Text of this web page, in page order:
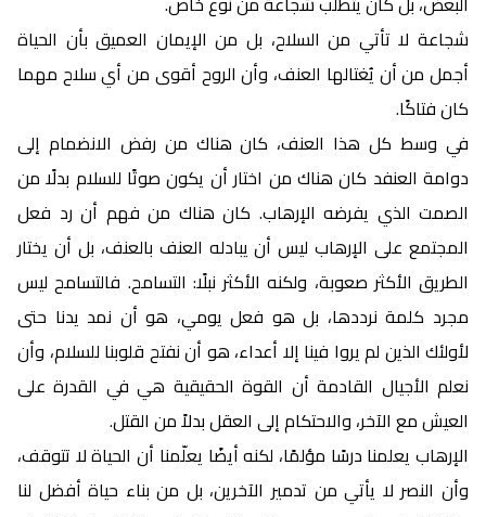
شجاعة لا تأتي من السلاح، بل من الإيمان العميق بأن الحياة
أجمل من أن يُغتالها العنف، وأن الروح أقوى من أي سلاح مهما
كان فتاكًا.
في وسط كل هذا العنف، كان هناك من رفض الانضمام إلى
دوامة العنفد كان هناك من اختار أن يكون صوتًا للسلام بدلًا من
الصمت الذي يفرضه الإرهاب. كان هناك من فهم أن رد فعل
المجتمع على الإرهاب ليس أن يبادله العنف بالعنف، بل أن يختار
الطريق الأكثر صعوبة، ولكنه الأكثر نبلًا: التسامح. فالتسامح ليس
مجرد كلمة نرددها، بل هو فعل يومي، هو أن نمد يدنا حتى
لأولئك الذين لم يروا فينا إلا أعداء، هو أن نفتح قلوبنا للسلام، وأن
نعلم الأجيال القادمة أن القوة الحقيقية هي في القدرة على
العيش مع الآخر، والاحتكام إلى العقل بدلاً من القتل.
الإرهاب يعلمنا درسًا مؤلمًا، لكنه أيضًا يعلّمنا أن الحياة لا تتوقف،
وأن النصر لا يأتي من تدمير الآخرين، بل من بناء حياة أفضل لنا